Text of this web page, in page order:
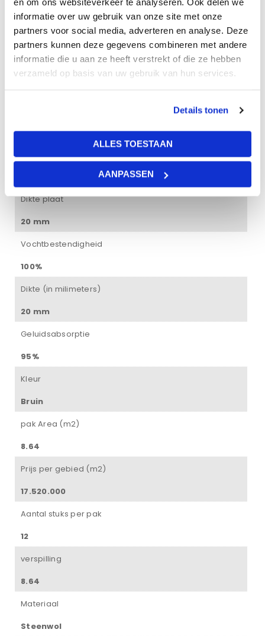
informatie over uw gebruik van onze site met onze
partners voor social media, adverteren en analyse. Deze
partners kunnen deze gegevens combineren met andere
informatie die u aan ze heeft verstrekt of die ze hebben
verzameld op basis van uw gebruik van hun services.
Details tonen
ALLES TOESTAAN
AANPASSEN
Gewicht
20 kg
Afmetingen
29%
Dikte plaat
20 mm
Vochtbestendigheid
100%
Dikte (in milimeters)
20 mm
Geluidsabsorptie
95%
Kleur
Bruin
pak Area (m2)
8.64
Prijs per gebied (m2)
17.520.000
Aantal stuks per pak
12
verspilling
8.64
Materiaal
Steenwol